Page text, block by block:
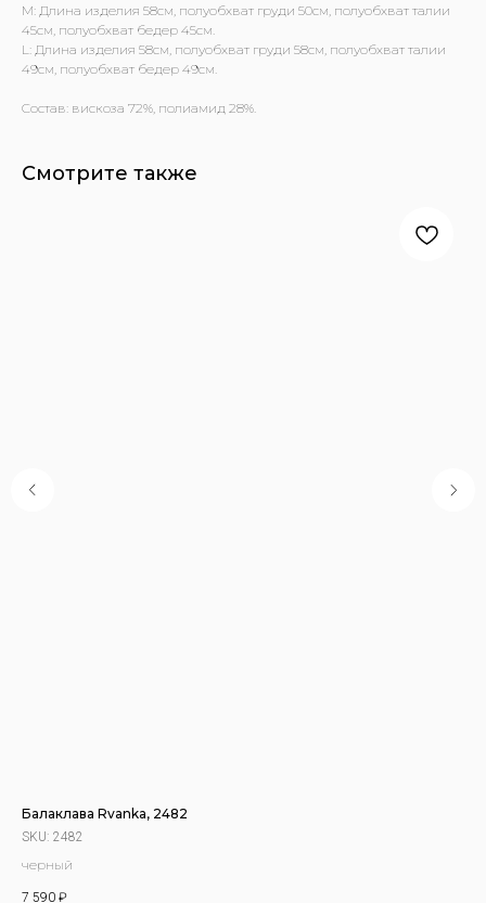
M: Длина изделия 58см, полуобхват груди 50см, полуобхват талии
45см, полуобхват бедер 45см.
L: Длина изделия 58см, полуобхват груди 58см, полуобхват талии
49см, полуобхват бедер 49см.
Состав: вискоза 72%, полиамид 28%.
Смотрите также
Балаклава Rvanka, 2482
SKU: 2482
черный
7 590 ₽